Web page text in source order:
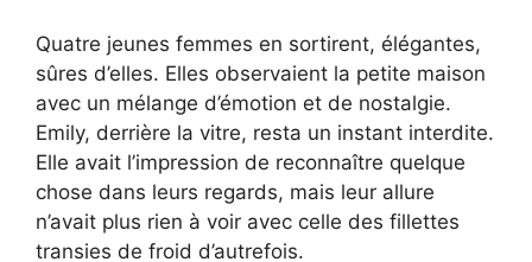
Quatre jeunes femmes en sortirent, élégantes,
sûres d’elles. Elles observaient la petite maison
avec un mélange d’émotion et de nostalgie.
Emily, derrière la vitre, resta un instant interdite.
Elle avait l’impression de reconnaître quelque
chose dans leurs regards, mais leur allure
n’avait plus rien à voir avec celle des fillettes
transies de froid d’autrefois.